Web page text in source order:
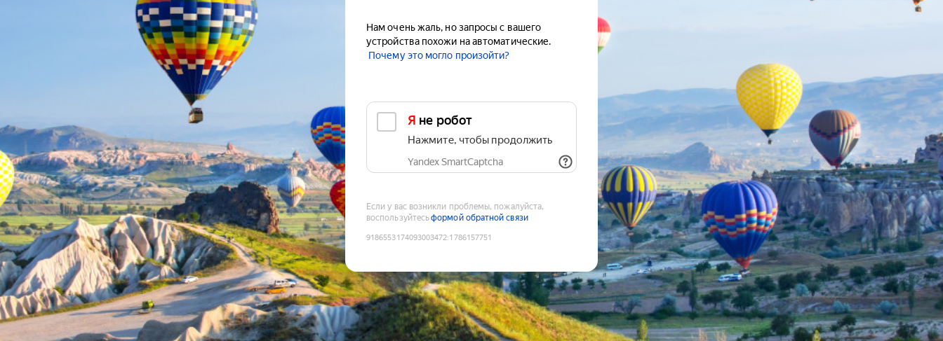
Нам очень жаль, но запросы с вашего
устройства похожи на автоматические.
Почему это могло произойти?
Я не робот
Нажмите, чтобы продолжить
Yandex SmartCaptcha
Если у вас возникли проблемы, пожалуйста,
воспользуйтесьформой обратной связи
9186553174093003472:1786157751